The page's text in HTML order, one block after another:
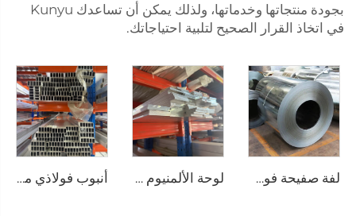
بجودة منتجاتها وخدماتها، ولذلك يمكن أن تساعدك Kunyu
في اتخاذ القرار الصحيح لتلبية احتياجاتك.
لفة صفيحة فولاذية مجلفنة، لفائف مجلفنة لوحة الألمنيوم المستوية أنبوب فولاذي من الألومنيوم، أنابيب مربعة غير ملحومة